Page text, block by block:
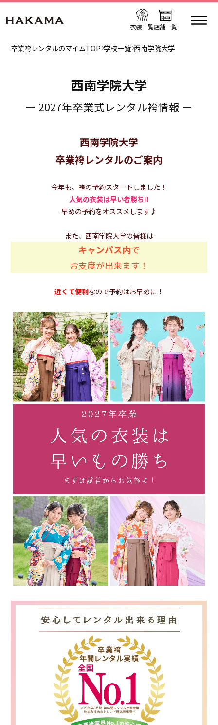
衣装一覧店舗一覧
卒業袴レンタルのマイムTOP 学校一覧 西南学院大学
西南学院大学
ー 2027年卒業式レンタル袴情報 ー
西南学院大学
卒業袴レンタルのご案内
今年も、袴の予約スタートしました！
人気の衣装は早い者勝ち!!
早めの予約をオススメします♪
また、西南学院大学の皆様は
キャンパス内で
お支度が出来ます！
近くて便利なので予約はお早めに！